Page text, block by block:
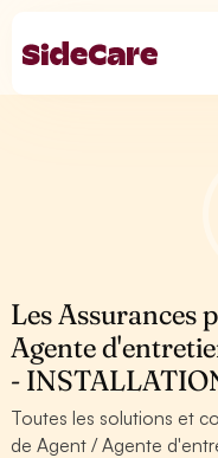
Les Assurances
Agente
-
Toutes les solutions et
de Agent / Agente